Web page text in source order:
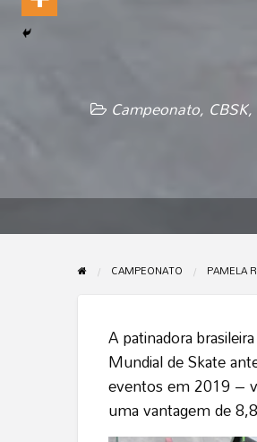
Campeonato, CBSK,
CAMPEONATO PAMELA
A patinadora
Mundial de Skate
eventos em 2019 –
uma vantagem de